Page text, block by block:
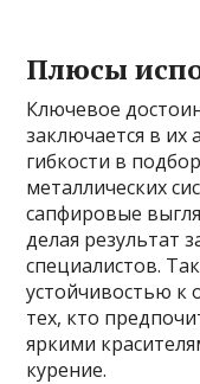
Плюсы
Ключевое
заключается в их
гибкости в
металлических
сапфировые
делая результат
специалистов.
устойчивостью к
тех, кто
яркими
курение.